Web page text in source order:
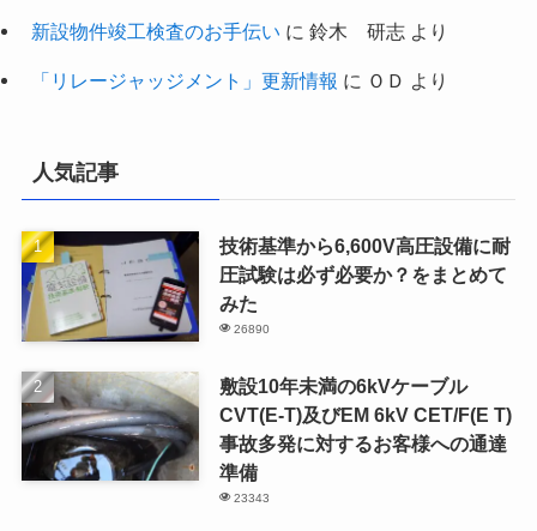
新設物件竣工検査のお手伝い に 鈴木 研志より
「リレージャッジメント」更新情報 に ＯＤ より
人気記事
技術基準から6,600V高圧設備に耐
圧試験は必ず必要か？をまとめて
みた
26890
敷設10年未満の6kVケーブル
CVT(E-T)及びEM 6kV CET/F(E T)
事故多発に対するお客様への通達
準備
23343